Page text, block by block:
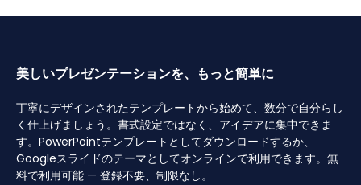
美しいプレゼンテーションを、もっと簡単に
丁寧にデザインされたテンプレートから始めて、数分で自分らし
く仕上げましょう。書式設定ではなく、アイデアに集中できま
す。PowerPointテンプレートとしてダウンロードするか、
Googleスライドのテーマとしてオンラインで利用できます。無
料で利用可能 — 登録不要、制限なし。